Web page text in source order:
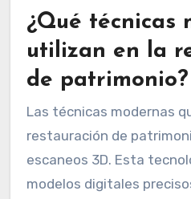
¿Qué técnicas
utilizan en la
de patrimonio?
Las técnicas modernas
restauración de
escaneos 3D. Esta
modelos digitales